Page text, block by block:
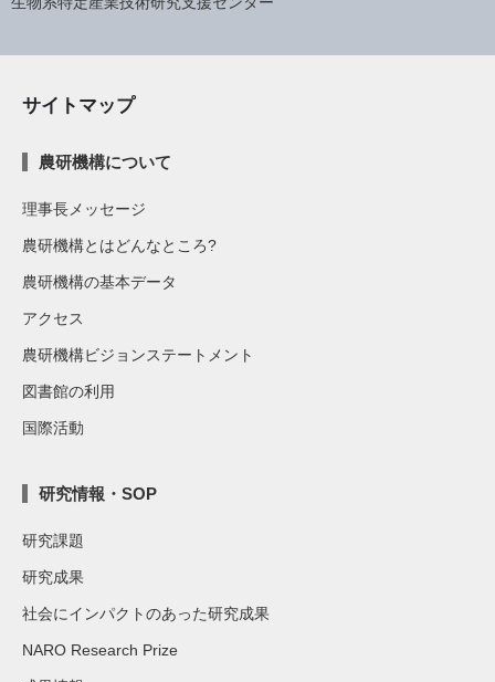
サイトマップ
農研機構について
理事長メッセージ
農研機構とはどんなところ?
農研機構の基本データ
アクセス
農研機構ビジョンステートメント
図書館の利用
国際活動
研究情報・SOP
研究課題
研究成果
社会にインパクトのあった研究成果
NARO Research Prize